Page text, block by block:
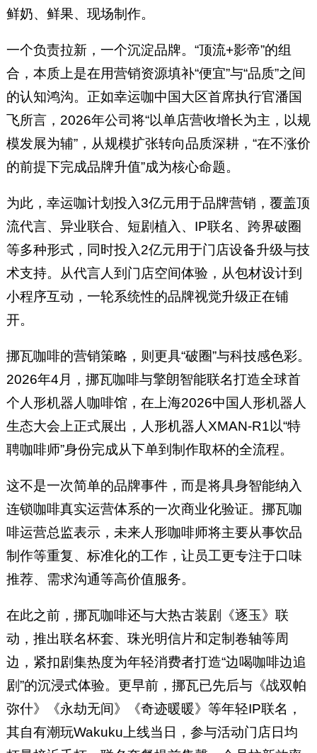
鲜奶、鲜果、现场制作。
一个负责拉新，一个沉淀品牌。“顶流+影帝”的组
合，本质上是在用营销资源填补“便宜”与“品质”之间
的认知鸿沟。正如幸运咖中国大区首席执行官潘国
飞所言，2026年公司将“以单店营收增长为主，以规
模发展为辅”，从规模扩张转向品质深耕，“在不涨价
的前提下完成品牌升值”成为核心命题。
为此，幸运咖计划投入3亿元用于品牌营销，覆盖顶
流代言、异业联合、短剧植入、IP联名、跨界破圈
等多种形式，同时投入2亿元用于门店设备升级与技
术支持。从代言人到门店空间体验，从包材设计到
小程序互动，一轮系统性的品牌视觉升级正在铺
开。
挪瓦咖啡的营销策略，则更具“破圈”与科技感色彩。
2026年4月，挪瓦咖啡与擎朗智能联名打造全球首
个人形机器人咖啡馆，在上海2026中国人形机器人
生态大会上正式展出，人形机器人XMAN-R1以“特
聘咖啡师”身份完成从下单到制作取杯的全流程。
这不是一次简单的品牌事件，而是将具身智能纳入
连锁咖啡真实运营体系的一次商业化验证。挪瓦咖
啡运营总监表示，未来人形咖啡师将主要从事饮品
制作等重复、标准化的工作，让员工更专注于口味
推荐、需求沟通等高价值服务。
在此之前，挪瓦咖啡还与大热古装剧《逐玉》联
动，推出联名杯套、珠光明信片和定制卷轴等周
边，紧扣剧集热度为年轻消费者打造“边喝咖啡边追
剧”的沉浸式体验。更早前，挪瓦已先后与《战双帕
弥什》《永劫无间》《奇迹暖暖》等年轻IP联名，
其自有潮玩Wakuku上线当日，参与活动门店日均